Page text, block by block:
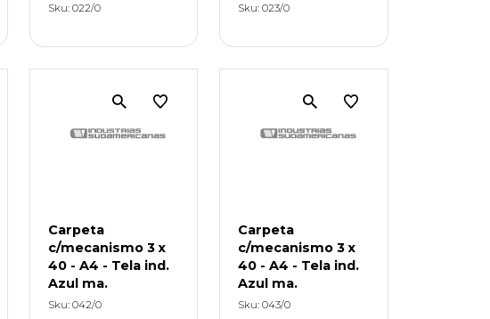
Sku: 022/0 Sku: 023/0
Carpeta
c/mecanismo 3 x
40 - A4 - Tela ind.
Azul ma.
Sku: 042/0
Carpeta
c/mecanismo 3 x
40 - A4 - Tela ind.
Azul ma.
Sku: 043/0